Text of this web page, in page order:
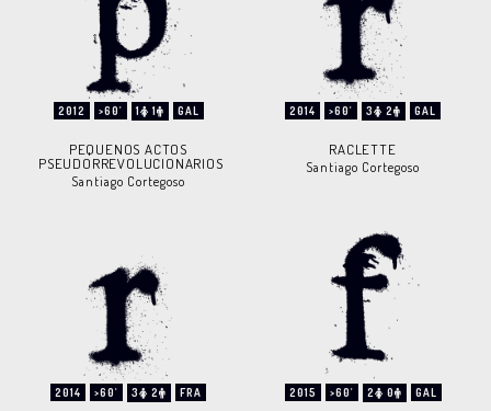
2012 >60' 1 1 GAL
PEQUENOS ACTOS
PSEUDORREVOLUCIONARIOS
Santiago Cortegoso
2014 >60' 3 2 GAL
RACLETTE
Santiago Cortegoso
2014 >60' 3 2 FRA 2015 >60' 2 0 GAL